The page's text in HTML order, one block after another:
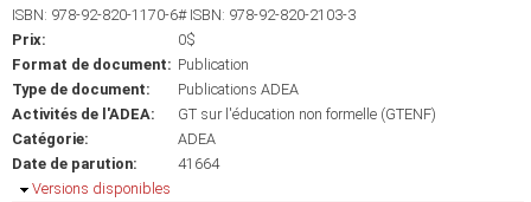
ISBN: 978-92-820-1170-6# ISBN: 978-92-820-2103-3
Prix:
0$
Format de document: Publication
Type de document:
Publications ADEA
Activités de l'ADEA:
GT sur l'éducation non formelle (GTENF)
Catégorie:
ADEA
Date de parution:
41664
Masquer
Versions disponibles